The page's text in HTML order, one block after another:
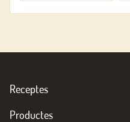
Receptes
Productes